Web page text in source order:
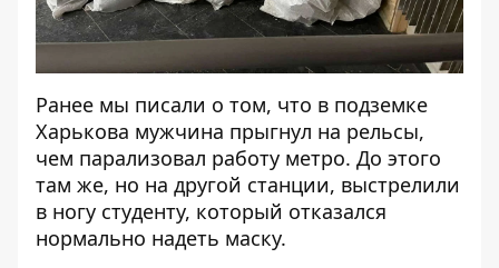
Ранее мы писали о том, что в подземке
Харькова мужчина прыгнул на рельсы,
чем парализовал работу метро. До этого
там же, но на другой станции, выстрелили
в ногу студенту, который отказался
нормально надеть маску.